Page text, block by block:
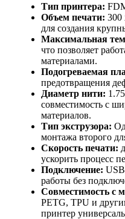
Тип принтера:
Объем печати: 300
для создания
Максимальная
что позволяет
материалами.
Подогреваемая
предотвращения
Диаметр нити:
совместимость с
материалов.
Тип экструзора:
монтажа второго
Скорость печати:
ускорить процесс
Подключение:
работы без
Совместимость с
PETG, TPU и
принтер